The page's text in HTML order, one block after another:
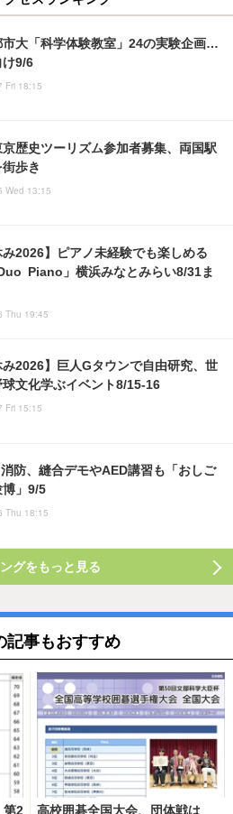
市大「科学体験教室」24の実験企画…
け9/6
Fri 18:15
京歴史ツーリズム参加者募集、両国駅
街歩き
Wed 13:15
み2026】ピアノ未経験でも楽しめる
Piano」横浜みなとみらい8/31ま
Thu 19:45
み2026】巨人Gタウンで自由研究、世
球文化学ぶイベント8/15-16
Fri 15:15
防、縫合デモやAED講習も「おしご
博」9/5
Thu 18:15
グをもっと見る
記事もおすすめ
第2
高校囲碁全国大会、団体戦は